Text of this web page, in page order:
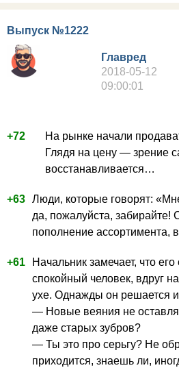
Выпуск №1222
Главред
2018-05-12
09:00:01
+72
На рынке начали
Глядя на цену — зрение
восстанавливается…
+63 Люди, которые говорят:
да, пожалуйста, забирайте!
пополнение ассортимента,
+61
Начальник замечает, что
спокойный человек, вдруг
ухе. Однажды он решается
— Новые веяния не
даже старых зубров?
— Ты это про серьгу? Не
приходится, знаешь ли,